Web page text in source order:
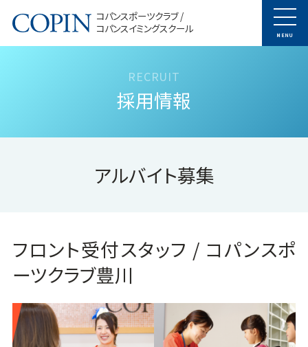
コパンスポーツクラブ /
コパンスイミングスクール
MENU
採用情報
アルバイト募集
フロント受付スタッフ / コパンスポ
ーツクラブ豊川